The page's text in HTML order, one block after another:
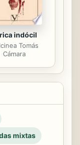
indócil
Tomás
Cámara
mixtas